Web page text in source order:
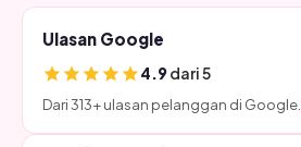
Ulasan Google
4.9dari 5
Dari 313+ ulasan pelanggan di Google.